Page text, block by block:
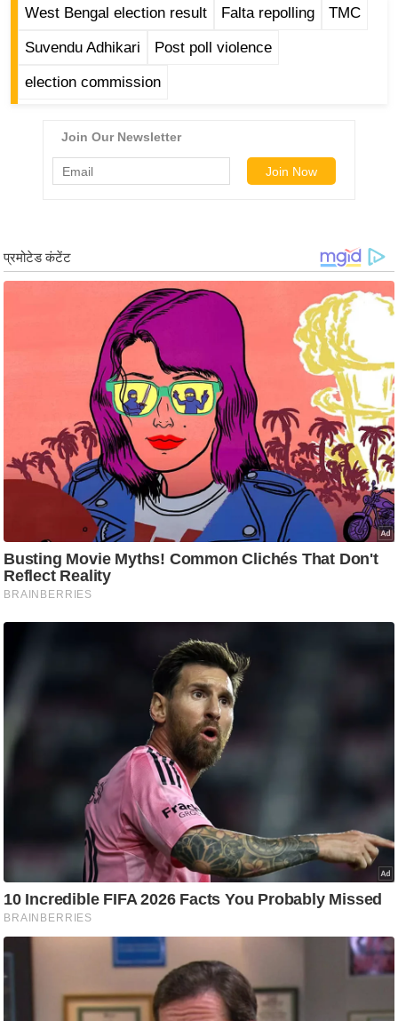
रं
न
ज
हॉ
ली
B
a
k
i
s
इ
ल
टे
क्नॉ
लॉ
West Bengal election result Falta repolling TMC
Suvendu Adhikari Post poll violence
election commission